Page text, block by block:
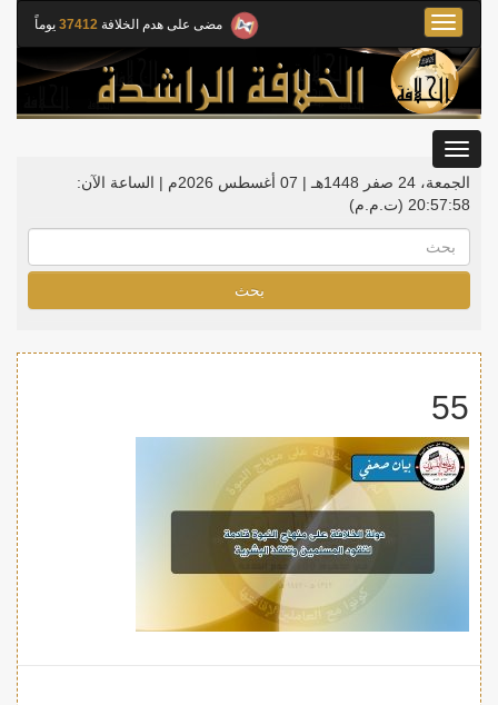
مضى على هدم الخلافة 37412 يوماً
Toggle
navigation
الجمعة، 24 صفر 1448هـ | 07 أغسطس 2026م |
الساعة الآن:
20:57:58 (ت.م.م)
بحث
55